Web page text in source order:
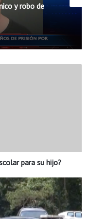
y robo de
para su hijo?